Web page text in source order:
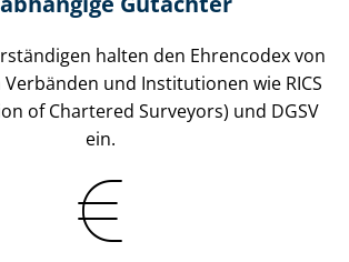
halten den Ehrencodex von
und Institutionen wie RICS
of Chartered Surveyors) und DGSV
ein.